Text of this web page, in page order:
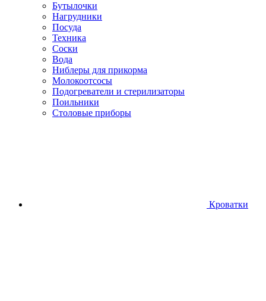
Бутылочки
Нагрудники
Посуда
Техника
Соски
Вода
Ниблеры для прикорма
Молокоотсосы
Подогреватели и стерилизаторы
Поильники
Столовые приборы
Кроватки